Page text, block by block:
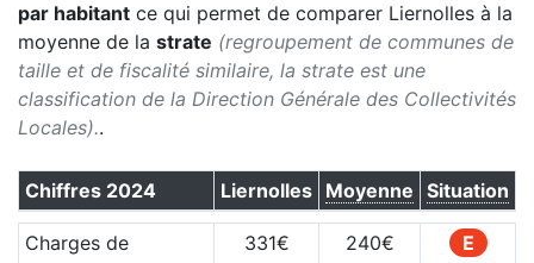
par habitant ce qui permet de comparer Liernolles à la
moyenne de la strate (regroupement de communes de
taille et de fiscalité similaire, la strate est une
classification de la Direction Générale des Collectivités
Locales)..
Chiffres 2024 Liernolles Moyenne Situation
Charges de
331€ 240€ E